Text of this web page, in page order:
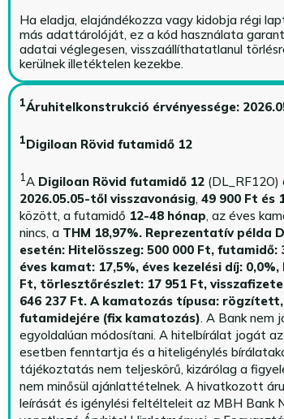
Ha eladja, elajándékozza vagy kidobja régi
más adattárolóját, ez a kód használata
adatai véglegesen, visszaállíthatatlanul
kerülnek illetéktelen kezekbe.
1Áruhitelkonstrukció érvényessége:
1Digiloan Rövid futamidő 12
1A Digiloan Rövid futamidő 12(DL_RF12O)
2026.05.05-től visszavonásig, 49 900 Ft és
között, a futamidő 12-48 hónap, az éves
nincs, a THM 18,97%. Reprezentatív példa
esetén: Hitelösszeg: 500 000 Ft, futamidő:
éves kamat: 17,5%, éves kezelési díj:
Ft, törlesztőrészlet: 17 951 Ft,
646 237 Ft. A kamatozás típusa: rögzített,
futamidejére (fix kamatozás). A Bank nem
egyoldalúan módosítani. A hitelbírálat jogát
esetben fenntartja és a hiteligénylés
tájékoztatás nem teljeskörű, kizárólag a
nem minősül ajánlattételnek. A hivatkozott
leírását és igénylési feltélteleit az MBH Bank